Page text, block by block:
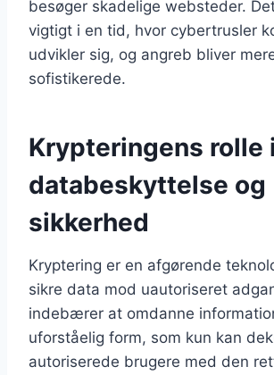
besøger skadelige websteder.
vigtigt i en tid, hvor cybertrusler
udvikler sig, og angreb bliver
sofistikerede.
Krypteringens rolle i
databeskyttelse og
sikkerhed
Kryptering er en afgørende
sikre data mod uautoriseret
indebærer at omdanne
uforståelig form, som kun kan
autoriserede brugere med den